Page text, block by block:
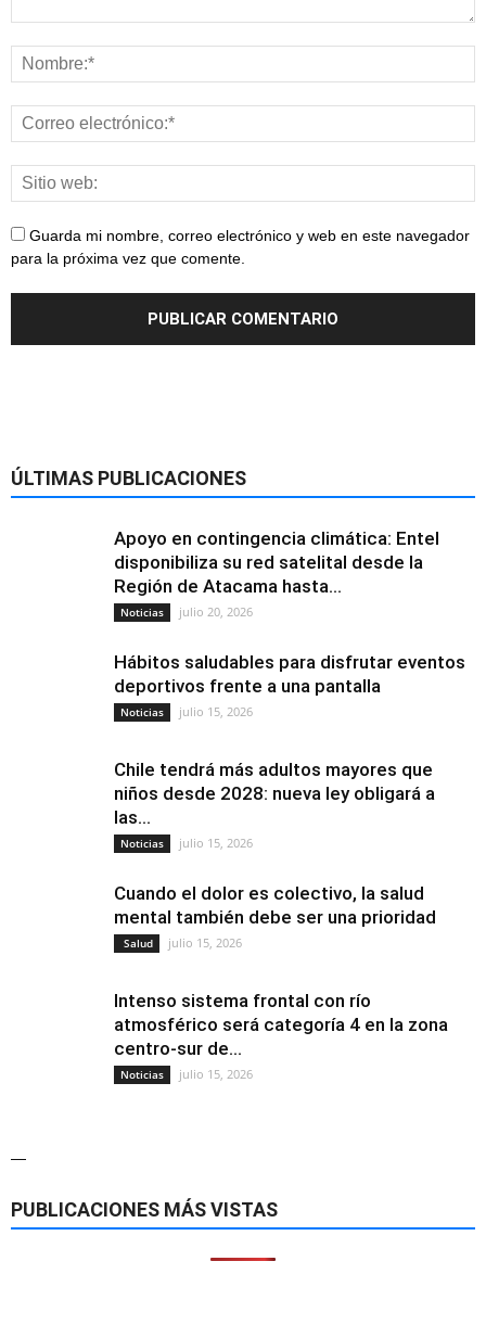
Guarda mi nombre, correo electrónico y web en este navegador
para la próxima vez que comente.
ÚLTIMAS PUBLICACIONES
Apoyo en contingencia climática: Entel
disponibiliza su red satelital desde la
Región de Atacama hasta...
Noticias julio 20, 2026
Hábitos saludables para disfrutar eventos
deportivos frente a una pantalla
Noticias julio 15, 2026
Chile tendrá más adultos mayores que
niños desde 2028: nueva ley obligará a
las...
Noticias julio 15, 2026
Cuando el dolor es colectivo, la salud
mental también debe ser una prioridad
Salud julio 15, 2026
Intenso sistema frontal con río
atmosférico será categoría 4 en la zona
centro-sur de...
Noticias julio 15, 2026
—
PUBLICACIONES MÁS VISTAS